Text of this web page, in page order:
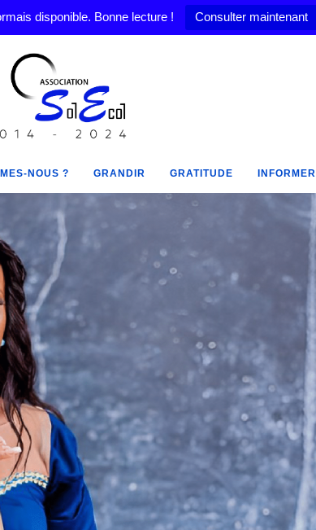
disponible. Bonne lecture ! Consulter maintenant
NOUS ? GRANDIR GRATITUDE INFORMER